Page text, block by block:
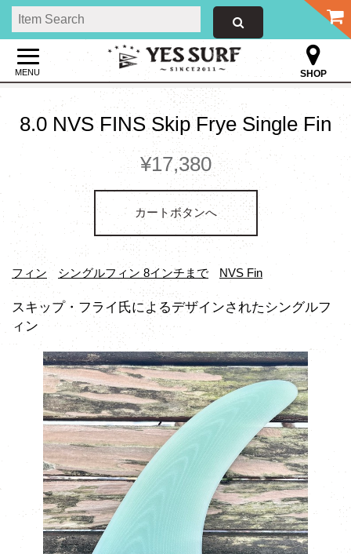
MENU SHOP
8.0 NVS FINS Skip Frye Single Fin
¥17,380
カートボタンへ
フィン シングルフィン 8インチまで NVS Fin
スキップ・フライ氏によるデザインされたシングルフ
ィン